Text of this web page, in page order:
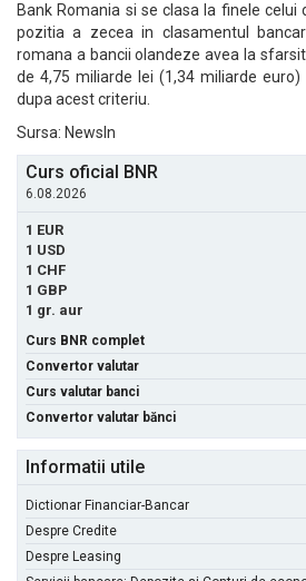
Bank Romania si se clasa la finele
pozitia a zecea in clasamentul
romana a bancii olandeze avea la
de 4,75 miliarde lei (1,34 miliarde
dupa acest criteriu.
Sursa: NewsIn
Curs oficial BNR
6.08.2026
1 EUR
1 USD
1 CHF
1 GBP
1 gr. aur
Curs BNR complet
Convertor valutar
Curs valutar banci
Convertor valutar bănci
Informatii utile
Dictionar Financiar-Bancar
Despre Credite
Despre Leasing